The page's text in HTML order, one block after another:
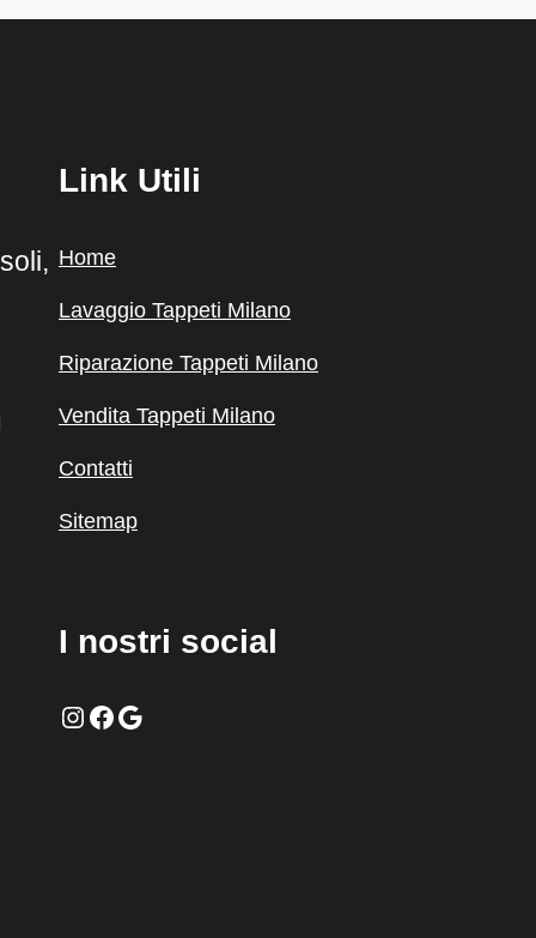
Link Utili
Home
Lavaggio Tappeti Milano
Riparazione Tappeti Milano
Vendita Tappeti Milano
Contatti
Sitemap
I nostri social
Instagram
Facebook
Google